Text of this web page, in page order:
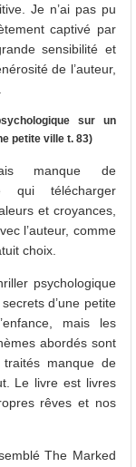
Je n’ai pas pu
captivé par
sensibilité et
de l’auteur,
sur un
petite ville t. 83)
manque de
qui télécharger
et croyances,
l’auteur, comme
choix.
psychologique
d’une petite
mais les
abordés sont
manque de
Le livre est livres
rêves et nos
The Marked